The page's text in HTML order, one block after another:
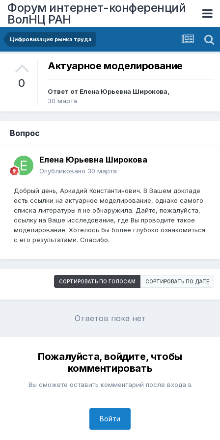
Форум интернет-конференций
ВолНЦ РАН
Цифровизация рынка труда
0
Актуарное моделирование
Ответ от Елена Юрьевна Широкова,
30 марта
Вопрос
Елена Юрьевна Широкова
Опубликовано 30 марта
Добрый день, Аркадий Константинович. В Вашем докладе
есть ссылки на актуарное моделирование, однако самого
списка литературы я не обнаружила. Дайте, пожалуйста,
ссылку на Ваше исследование, где Вы проводите такое
моделирование. Хотелось бы более глубоко ознакомиться
с его результатами. Спасибо.
СОРТИРОВАТЬ ПО ГОЛОСАМ СОРТИРОВАТЬ ПО ДАТЕ
Ответов пока нет
Пожалуйста, войдите, чтобы
комментировать
Вы сможете оставить комментарий после входа в
Войти